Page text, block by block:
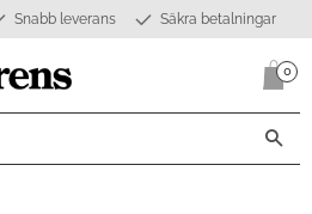
Snabb leverans Säkra betalningar
0